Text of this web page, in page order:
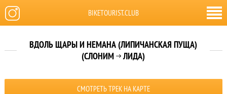
BIKETOURIST.CLUB
ВДОЛЬ ЩАРЫ И НЕМАНА (ЛИПИЧАНСКАЯ ПУЩА)
(СЛОНИМ ЛИДА)
СМОТРЕТЬ ТРЕК НА КАРТЕ